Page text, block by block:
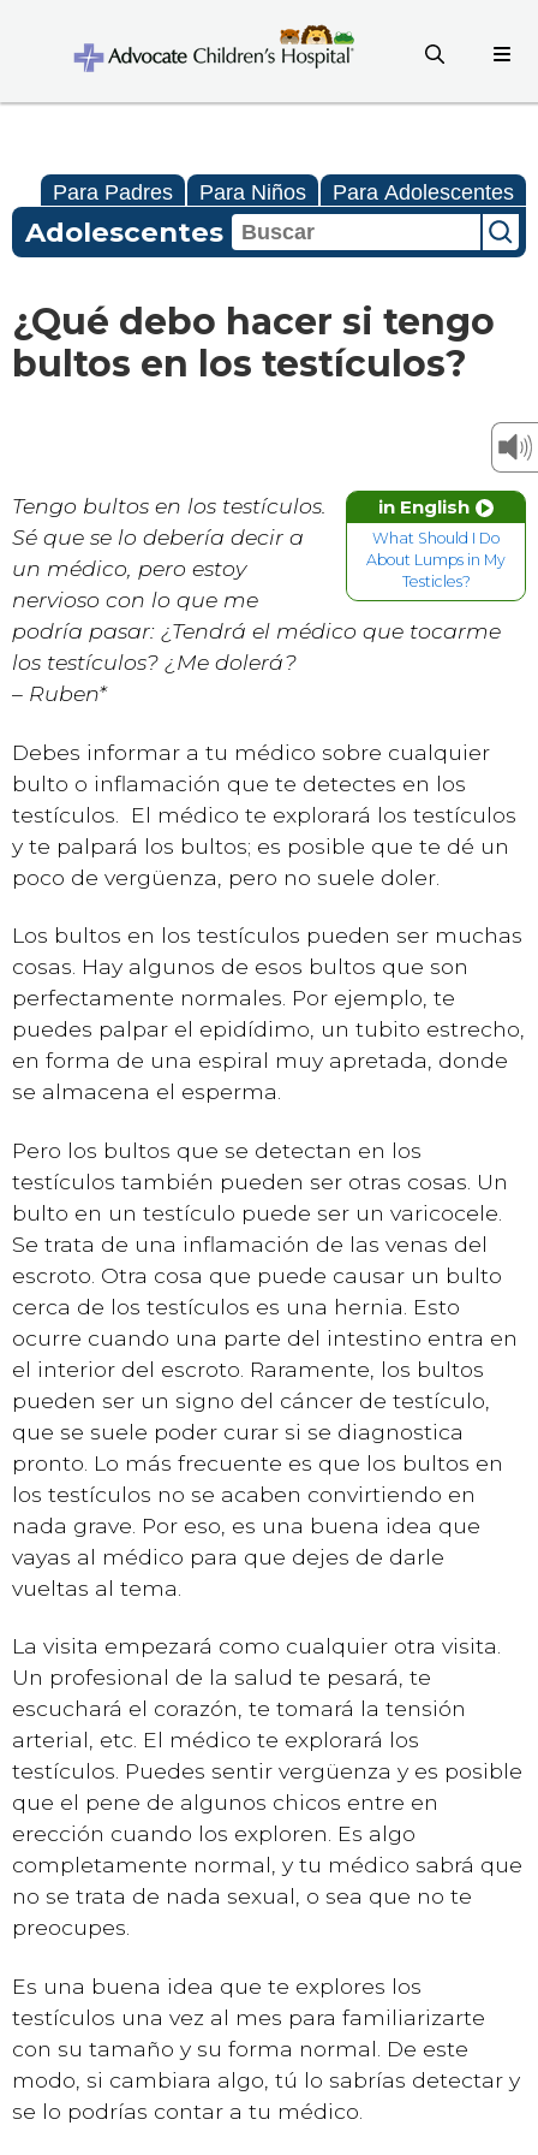
Para Padres Para Niños Para Adolescentes
Adolescentes
¿Qué debo hacer si tengo
bultos en los testículos?
in English
What Should I Do
About Lumps in My
Testicles?
Tengo bultos en los testículos.
Sé que se lo debería decir a
un médico, pero estoy
nervioso con lo que me
podría pasar: ¿Tendrá el médico que tocarme
los testículos? ¿Me dolerá?
– Ruben*
Debes informar a tu médico sobre cualquier
bulto o inflamación que te detectes en los
testículos. El médico te explorará los testículos
y te palpará los bultos; es posible que te dé un
poco de vergüenza, pero no suele doler.
Los bultos en los testículos pueden ser muchas
cosas. Hay algunos de esos bultos que son
perfectamente normales. Por ejemplo, te
puedes palpar el epidídimo, un tubito estrecho,
en forma de una espiral muy apretada, donde
se almacena el esperma.
Pero los bultos que se detectan en los
testículos también pueden ser otras cosas. Un
bulto en un testículo puede ser un varicocele.
Se trata de una inflamación de las venas del
escroto. Otra cosa que puede causar un bulto
cerca de los testículos es una hernia. Esto
ocurre cuando una parte del intestino entra en
el interior del escroto. Raramente, los bultos
pueden ser un signo del cáncer de testículo,
que se suele poder curar si se diagnostica
pronto. Lo más frecuente es que los bultos en
los testículos no se acaben convirtiendo en
nada grave. Por eso, es una buena idea que
vayas al médico para que dejes de darle
vueltas al tema.
La visita empezará como cualquier otra visita.
Un profesional de la salud te pesará, te
escuchará el corazón, te tomará la tensión
arterial, etc. El médico te explorará los
testículos. Puedes sentir vergüenza y es posible
que el pene de algunos chicos entre en
erección cuando los exploren. Es algo
completamente normal, y tu médico sabrá que
no se trata de nada sexual, o sea que no te
preocupes.
Es una buena idea que te explores los
testículos una vez al mes para familiarizarte
con su tamaño y su forma normal. De este
modo, si cambiara algo, tú lo sabrías detectar y
se lo podrías contar a tu médico.